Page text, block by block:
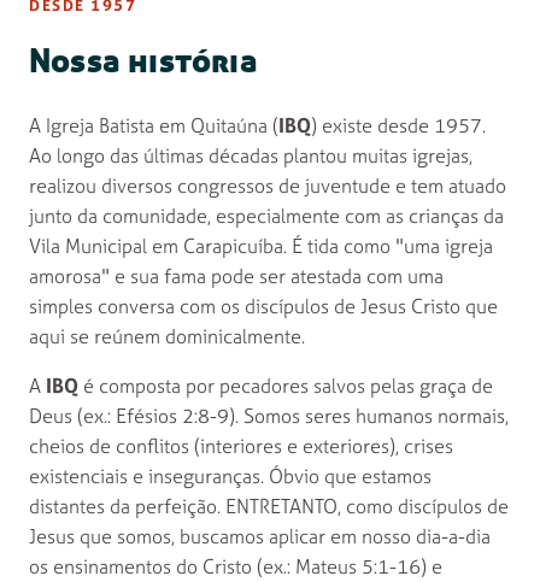
DESDE 1957
Nossa história
A Igreja Batista em Quitaúna (IBQ) existe desde 1957.
Ao longo das últimas décadas plantou muitas igrejas,
realizou diversos congressos de juventude e tem atuado
junto da comunidade, especialmente com as crianças da
Vila Municipal em Carapicuíba. É tida como "uma igreja
amorosa" e sua fama pode ser atestada com uma
simples conversa com os discípulos de Jesus Cristo que
aqui se reúnem dominicalmente.
A IBQ é composta por pecadores salvos pelas graça de
Deus (ex.: Efésios 2:8-9). Somos seres humanos normais,
cheios de conflitos (interiores e exteriores), crises
existenciais e inseguranças. Óbvio que estamos
distantes da perfeição. ENTRETANTO, como discípulos de
Jesus que somos, buscamos aplicar em nosso dia-a-dia
os ensinamentos do Cristo (ex.: Mateus 5:1-16) e